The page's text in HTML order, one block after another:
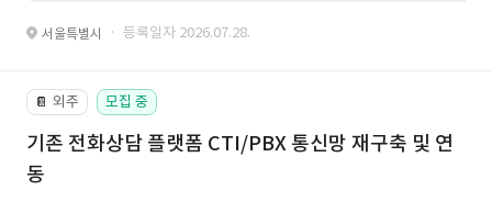
서울특별시 · 등록일자 2026.07.28.
📔 외주 모집 중
기존 전화상담 플랫폼 CTI/PBX 통신망 재구축 및 연
동